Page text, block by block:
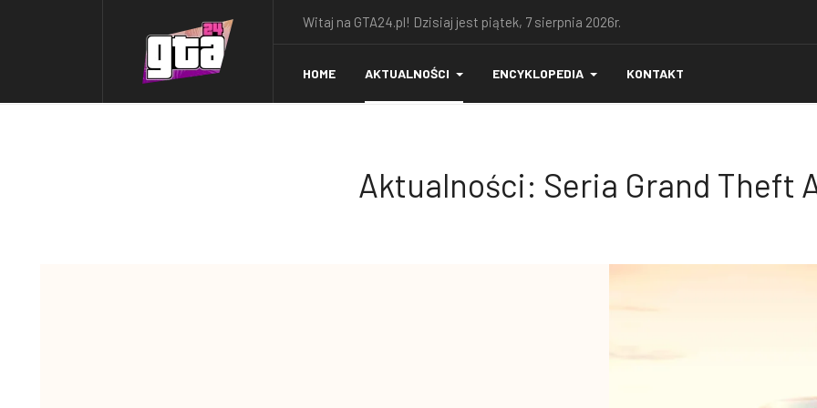
Witaj na GTA24.pl! Dzisiaj jest piątek, 7 sierpnia 2026r.
HOME AKTUALNOŚCI ENCYKLOPEDIA KONTAKT
Aktualności: Seria Grand Theft